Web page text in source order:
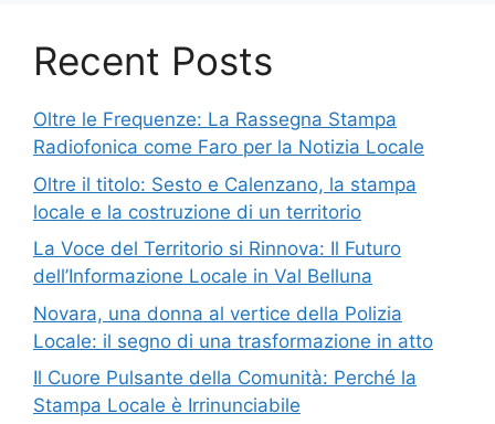
Recent Posts
Oltre le Frequenze: La Rassegna Stampa
Radiofonica come Faro per la Notizia Locale
Oltre il titolo: Sesto e Calenzano, la stampa
locale e la costruzione di un territorio
La Voce del Territorio si Rinnova: Il Futuro
dell’Informazione Locale in Val Belluna
Novara, una donna al vertice della Polizia
Locale: il segno di una trasformazione in atto
Il Cuore Pulsante della Comunità: Perché la
Stampa Locale è Irrinunciabile